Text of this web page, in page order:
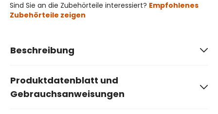
Sind Sie an die Zubehörteile interessiert? Empfohlenes
Zubehörteile zeigen
Beschreibung
Produktdatenblatt und
Gebrauchsanweisungen